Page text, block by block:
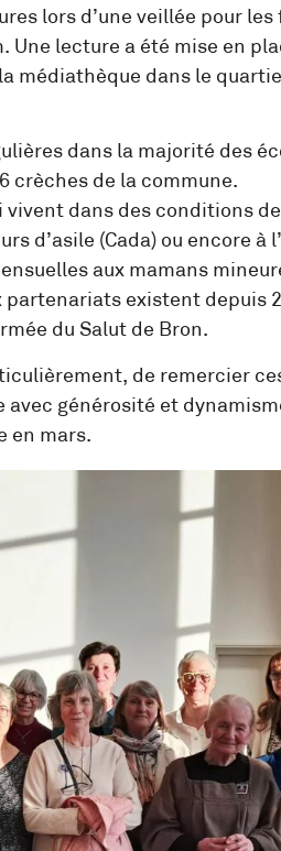
lors d’une veillée pour les
lecture a été mise en
médiathèque dans le
dans la majorité des
crèches de la commune.
dans des conditions
d’asile (Cada) ou encore
aux mamans
existent depuis
du Salut de Bron.
de remercier
générosité et
en mars.